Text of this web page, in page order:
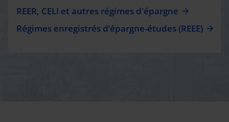
REER, CELI et autres régimes d'épargne
Régimes enregistrés d’épargne-études (REEE)